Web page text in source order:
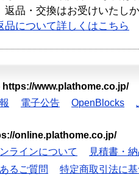
返品・交換はお受けいたし
品について詳しくはこちら
https://www.plathome.co.jp/
電子公告 OpenBlocks
online.plathome.co.jp/
ラインについて
見積書・
るご質問
特定商取引法に